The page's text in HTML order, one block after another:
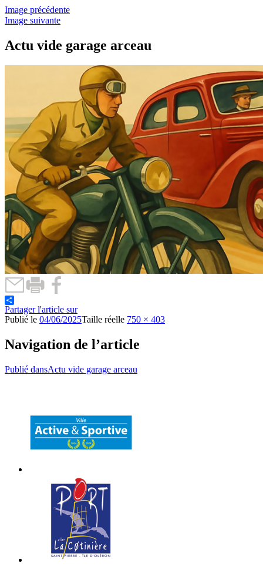
Image précédente
Image suivante
Actu vide garage arceau
Partager l'article sur
Publié le 04/06/2025Taille réelle 750 × 403
Navigation de l’article
Publié dansActu vide garage arceau